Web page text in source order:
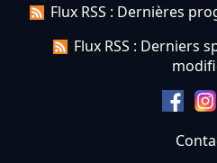
Flux RSS : Dernières
Flux RSS : Derniers